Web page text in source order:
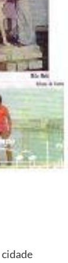
cidade